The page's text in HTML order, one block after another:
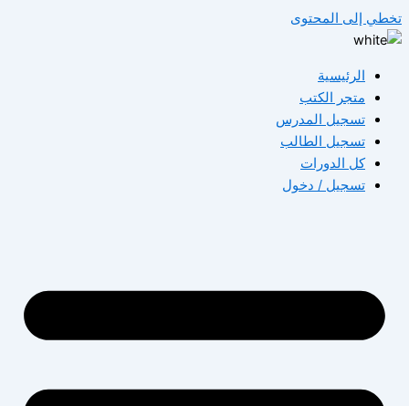
تخطي إلى المحتوى
الرئيسية
متجر الكتب
تسجيل المدرس
تسجيل الطالب
كل الدورات
تسجيل / دخول